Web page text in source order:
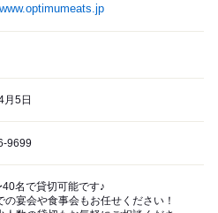
月5日
9699
名で貸切可能です♪
の宴会や食事会もお任せください！